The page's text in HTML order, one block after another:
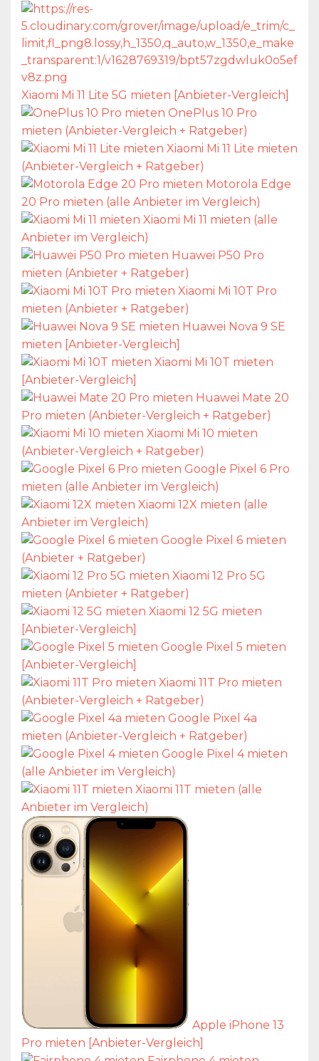
Xiaomi Mi 11 Lite 5G mieten [Anbieter-Vergleich]
OnePlus 10 Pro
mieten (Anbieter-Vergleich + Ratgeber)
Xiaomi Mi 11 Lite mieten
(Anbieter-Vergleich + Ratgeber)
Motorola Edge
20 Pro mieten (alle Anbieter im Vergleich)
Xiaomi Mi 11 mieten (alle
Anbieter im Vergleich)
Huawei P50 Pro
mieten (Anbieter + Ratgeber)
Xiaomi Mi 10T Pro
mieten (Anbieter + Ratgeber)
Huawei Nova 9 SE
mieten [Anbieter-Vergleich]
Xiaomi Mi 10T mieten
[Anbieter-Vergleich]
Huawei Mate 20
Pro mieten (Anbieter-Vergleich + Ratgeber)
Xiaomi Mi 10 mieten
(Anbieter-Vergleich + Ratgeber)
Google Pixel 6 Pro
mieten (alle Anbieter im Vergleich)
Xiaomi 12X mieten (alle
Anbieter im Vergleich)
Google Pixel 6 mieten
(Anbieter + Ratgeber)
Xiaomi 12 Pro 5G
mieten (Anbieter + Ratgeber)
Xiaomi 12 5G mieten
[Anbieter-Vergleich]
Google Pixel 5 mieten
[Anbieter-Vergleich]
Xiaomi 11T Pro mieten
(Anbieter-Vergleich + Ratgeber)
Google Pixel 4a
mieten (Anbieter-Vergleich + Ratgeber)
Google Pixel 4 mieten
(alle Anbieter im Vergleich)
Xiaomi 11T mieten (alle
Anbieter im Vergleich)
Apple iPhone 13
Pro mieten [Anbieter-Vergleich]